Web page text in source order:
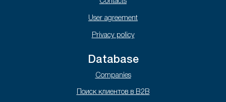
Contacts
User agreement
Privacy policy
Database
Companies
Поиск клиентов в B2B